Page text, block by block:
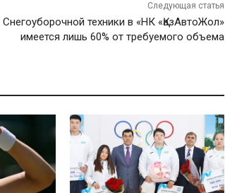
Следующая статья
Снегоуборочной техники в «НК «ҚазАвтоЖол»
имеется лишь 60% от требуемого объема